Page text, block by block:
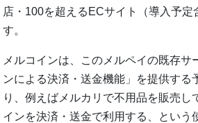
店・100を超えるECサイト（導入予定
す。
メルコインは、このメルペイの既存サ
ンによる決済・送金機能」を提供する
り、例えばメルカリで不用品を販売し
インを決済・送金で利用する、という